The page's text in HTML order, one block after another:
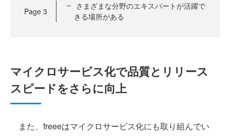
Page 3
さまざまな分野のエキスパートが活躍で
きる場所がある
マイクロサービス化で品質とリリース
スピードをさらに向上
また、freeeはマイクロサービス化にも取り組んでい